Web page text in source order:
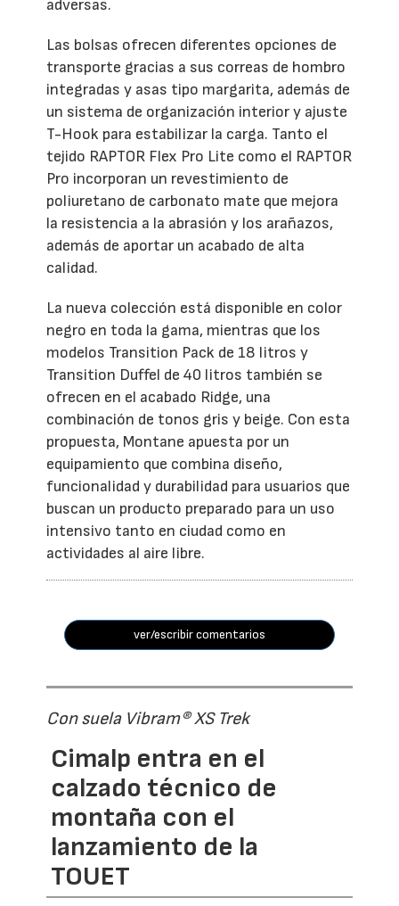
adversas.
Las bolsas ofrecen diferentes opciones de
transporte gracias a sus correas de hombro
integradas y asas tipo margarita, además de
un sistema de organización interior y ajuste
T-Hook para estabilizar la carga. Tanto el
tejido RAPTOR Flex Pro Lite como el RAPTOR
Pro incorporan un revestimiento de
poliuretano de carbonato mate que mejora
la resistencia a la abrasión y los arañazos,
además de aportar un acabado de alta
calidad.
La nueva colección está disponible en color
negro en toda la gama, mientras que los
modelos Transition Pack de 18 litros y
Transition Duffel de 40 litros también se
ofrecen en el acabado Ridge, una
combinación de tonos gris y beige. Con esta
propuesta, Montane apuesta por un
equipamiento que combina diseño,
funcionalidad y durabilidad para usuarios que
buscan un producto preparado para un uso
intensivo tanto en ciudad como en
actividades al aire libre.
ver/escribir comentarios
Con suela Vibram® XS Trek
Cimalp entra en el
calzado técnico de
montaña con el
lanzamiento de la
TOUET